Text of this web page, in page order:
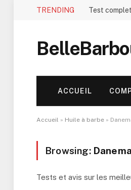
TRENDING
ACCUEIL
Accueil » Huile à barbe »
Browsing:
Tests et avis sur les